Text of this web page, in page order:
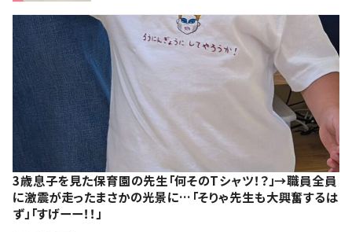
3歳息子を見た保育園の先生「何そのTシャツ！？」→職員全員
に激震が走ったまさかの光景に…「そりゃ先生も大興奮するは
ず」「すげーー！！」